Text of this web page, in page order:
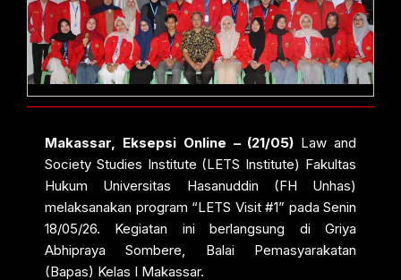
Makassar, Eksepsi Online – (21/05) Law and
Society Studies Institute (LETS Institute) Fakultas
Hukum Universitas Hasanuddin (FH Unhas)
melaksanakan program “LETS Visit #1” pada Senin
18/05/26. Kegiatan ini berlangsung di Griya
Abhipraya Sombere, Balai Pemasyarakatan
(Bapas) Kelas I Makassar.